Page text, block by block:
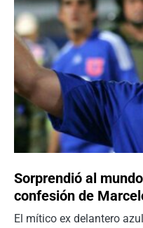
Sorprendió al
confesión de
El mítico ex delantero